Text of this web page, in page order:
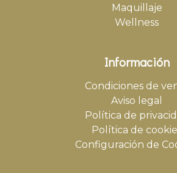
Maquillaje
Wellness
Información
Condiciones de
Aviso legal
Política de
Política de
Configuración de